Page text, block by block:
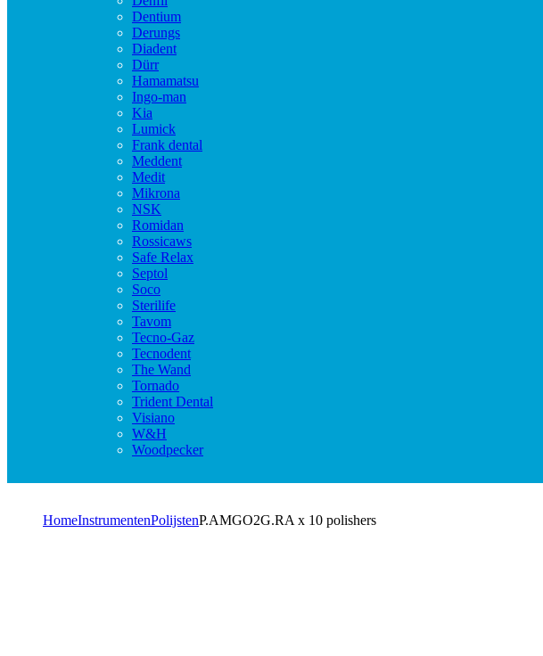
Dentium
Derungs
Diadent
Dürr
Hamamatsu
Ingo-man
Kia
Lumick
Frank dental
Meddent
Medit
Mikrona
NSK
Romidan
Rossicaws
Safe Relax
Septol
Soco
Sterilife
Tavom
Tecno-Gaz
Tecnodent
The Wand
Tornado
Trident Dental
Visiano
W&H
Woodpecker
HomeInstrumentenPolijstenP.AMGO2G.RA x 10 polishers